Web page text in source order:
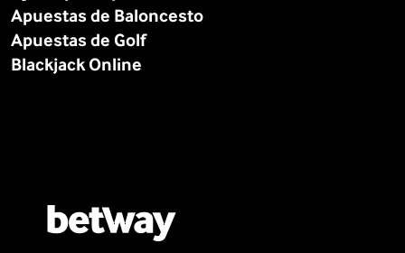
Apuestas de Baloncesto
Apuestas de Golf
Blackjack Online